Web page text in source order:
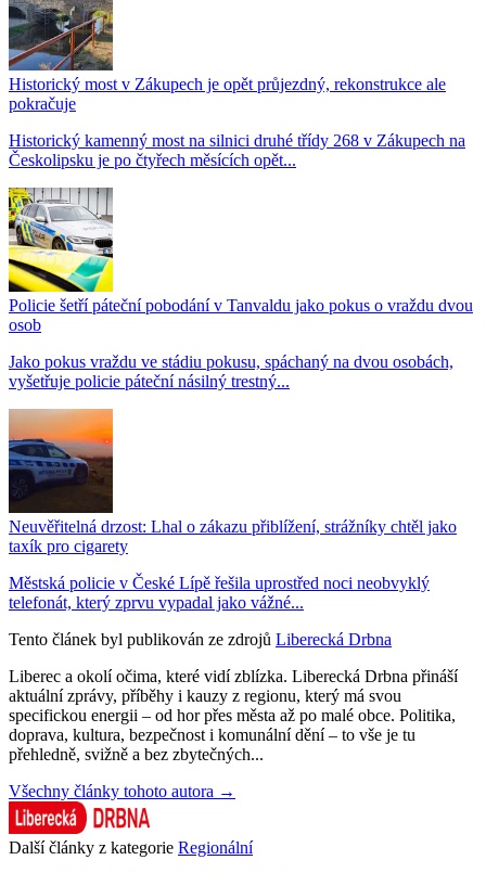
Historický most v Zákupech je opět průjezdný, rekonstrukce ale
pokračuje
Historický kamenný most na silnici druhé třídy 268 v Zákupech na
Českolipsku je po čtyřech měsících opět...
Policie šetří páteční pobodání v Tanvaldu jako pokus o vraždu dvou
osob
Jako pokus vraždu ve stádiu pokusu, spáchaný na dvou osobách,
vyšetřuje policie páteční násilný trestný...
Neuvěřitelná drzost: Lhal o zákazu přiblížení, strážníky chtěl jako
taxík pro cigarety
Městská policie v České Lípě řešila uprostřed noci neobvyklý
telefonát, který zprvu vypadal jako vážné...
Tento článek byl publikován ze zdrojů Liberecká Drbna
Liberec a okolí očima, které vidí zblízka. Liberecká Drbna přináší
aktuální zprávy, příběhy i kauzy z regionu, který má svou
specifickou energii – od hor přes města až po malé obce. Politika,
doprava, kultura, bezpečnost i komunální dění – to vše je tu
přehledně, svižně a bez zbytečných...
Všechny články tohoto autora →
Další články z kategorie Regionální